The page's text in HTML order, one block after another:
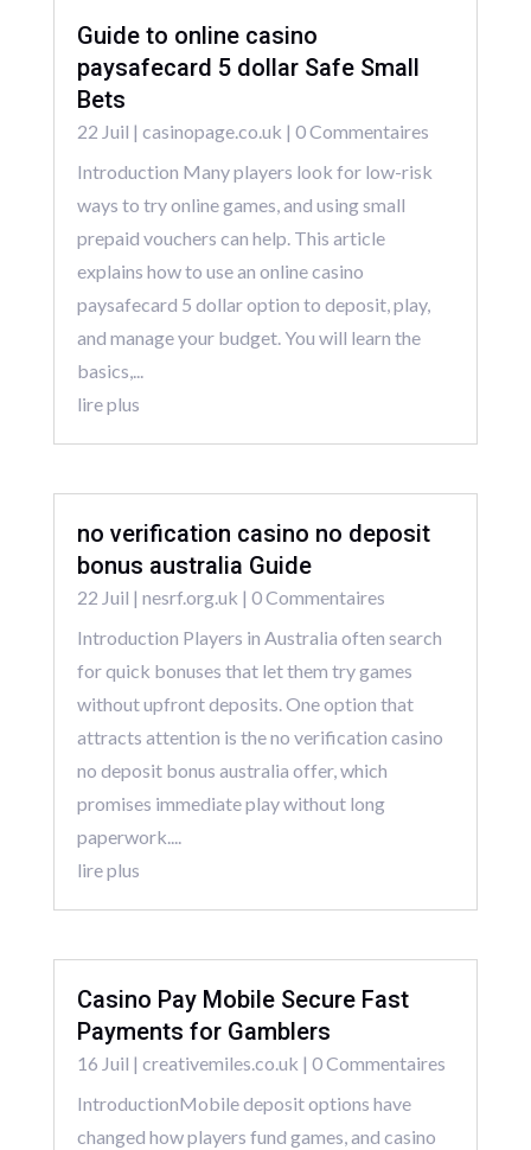
Guide to online casino
paysafecard 5 dollar Safe Small
Bets
22 Juil | casinopage.co.uk | 0 Commentaires
Introduction Many players look for low-risk
ways to try online games, and using small
prepaid vouchers can help. This article
explains how to use an online casino
paysafecard 5 dollar option to deposit, play,
and manage your budget. You will learn the
basics,...
lire plus
no verification casino no deposit
bonus australia Guide
22 Juil | nesrf.org.uk | 0 Commentaires
Introduction Players in Australia often search
for quick bonuses that let them try games
without upfront deposits. One option that
attracts attention is the no verification casino
no deposit bonus australia offer, which
promises immediate play without long
paperwork....
lire plus
Casino Pay Mobile Secure Fast
Payments for Gamblers
16 Juil | creativemiles.co.uk | 0 Commentaires
IntroductionMobile deposit options have
changed how players fund games, and casino